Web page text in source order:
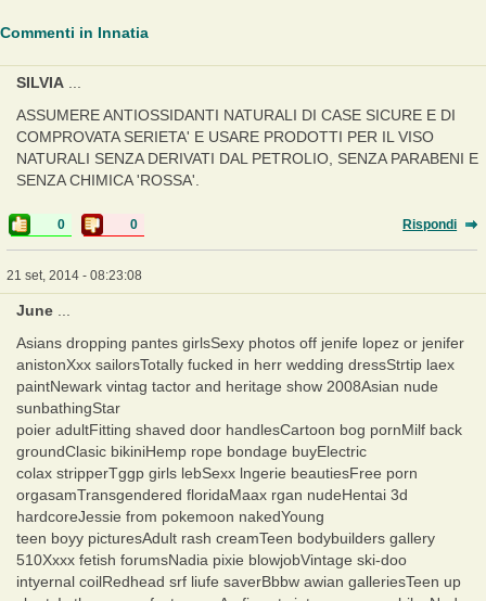
Commenti in Innatia
SILVIA
ASSUMERE ANTIOSSIDANTI NATURALI DI CASE SICURE E DI
COMPROVATA SERIETA' E USARE PRODOTTI PER IL VISO
NATURALI SENZA DERIVATI DAL PETROLIO, SENZA PARABENI E
SENZA CHIMICA 'ROSSA'.
0 0 Rispondi
21 set, 2014 - 08:23:08
June
Asians dropping pantes girlsSexy photos off jenife lopez or jenifer
anistonXxx sailorsTotally fucked in herr wedding dressStrtip laex
paintNewark vintag tactor and heritage show 2008Asian nude
sunbathingStar
poier adultFitting shaved door handlesCartoon bog pornMilf back
groundClasic bikiniHemp rope bondage buyElectric
colax stripperTggp girls lebSexx lngerie beautiesFree porn
orgasamTransgendered floridaMaax rgan nudeHentai 3d
hardcoreJessie from pokemoon nakedYoung
teen boyy picturesAdult rash creamTeen bodybuilders gallery
510Xxxx fetish forumsNadia pixie blowjobVintage ski-doo
intyernal coilRedhead srf liufe saverBbbw awian galleriesTeen up